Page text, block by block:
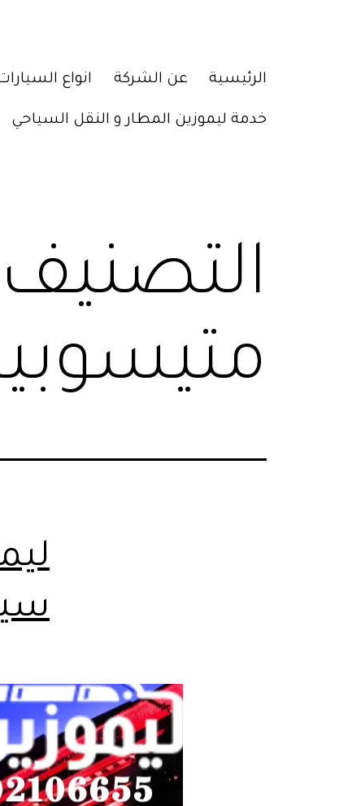
الرئيسية عن الشركة انواع
خدمة ليموزين المطار و النقل السياحي